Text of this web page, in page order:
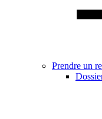
Prendre un